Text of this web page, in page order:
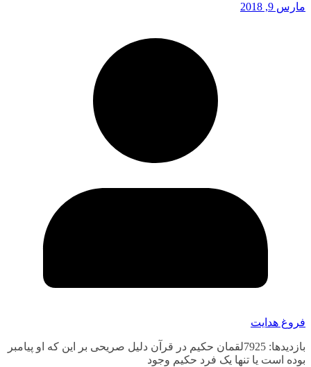
مارس 9, 2018
فروغ هدایت
بازدیدها: 7925لقمان حکیم در قرآن دلیل صریحی بر این که او پیامبر
بوده است یا تنها یک فرد حکیم وجود